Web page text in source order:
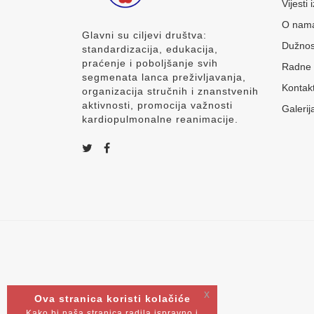
Glavni su ciljevi društva:
standardizacija, edukacija,
praćenje i poboljšanje svih
segmenata lanca preživljavanja,
organizacija stručnih i znanstvenih
aktivnosti, promocija važnosti
kardiopulmonalne reanimacije.
Vijesti
O
Radne
Ova stranica koristi kolačiće x